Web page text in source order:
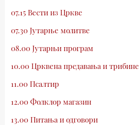
07.15 Вести из Цркве
07.30 Јутарње молитве
08.00 Јутарњи програм
10.00 Црквена предавања и трибине
11.00 Псалтир
12.00 Фолклор магазин
13.00 Питања и одговори